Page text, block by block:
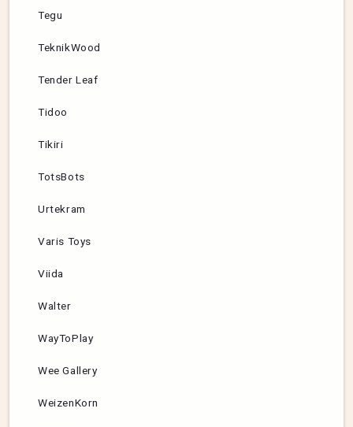
Tegu
TeknikWood
Tender Leaf
Tidoo
Tikiri
TotsBots
Urtekram
Varis Toys
Viida
Walter
WayToPlay
Wee Gallery
WeizenKorn